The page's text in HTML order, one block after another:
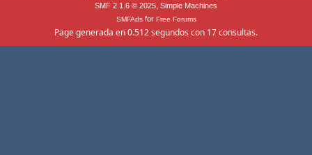
SMF 2.1.6 © 2025, Simple Machines
SMFAdsfor Free Forums
Page generada en 0.512 segundos con 17 consultas.